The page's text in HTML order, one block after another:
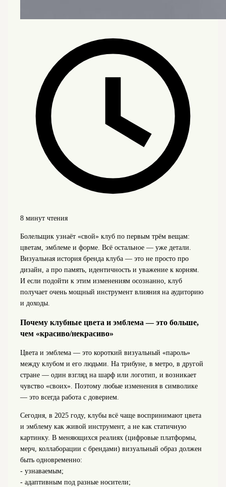
8 минут чтения
Болельщик узнаёт «свой» клуб по первым трём вещам:
цветам, эмблеме и форме. Всё остальное — уже детали.
Визуальная история бренда клуба — это не просто про
дизайн, а про память, идентичность и уважение к корням.
И если подойти к этим изменениям осознанно, клуб
получает очень мощный инструмент влияния на аудиторию
и доходы.
Почему клубные цвета и эмблема — это больше,
чем «красиво/некрасиво»
Цвета и эмблема — это короткий визуальный «пароль»
между клубом и его людьми. На трибуне, в метро, в другой
стране — один взгляд на шарф или логотип, и возникает
чувство «своих». Поэтому любые изменения в символике
— это всегда работа с доверием.
Сегодня, в 2025 году, клубы всё чаще воспринимают цвета
и эмблему как живой инструмент, а не как статичную
картинку. В меняющихся реалиях (цифровые платформы,
мерч, коллаборации с брендами) визуальный образ должен
быть одновременно:
- узнаваемым;
- адаптивным под разные носители;